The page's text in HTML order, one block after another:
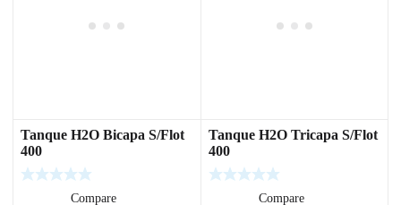
Tanque H2O Bicapa S/Flot
400
Compare
Tanque H2O Tricapa S/Flot
400
Compare